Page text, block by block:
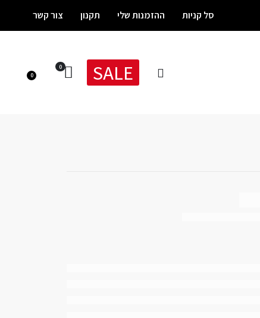
סל קניות ההזמנות שלי תקנון צור קשר
SALE
0
0